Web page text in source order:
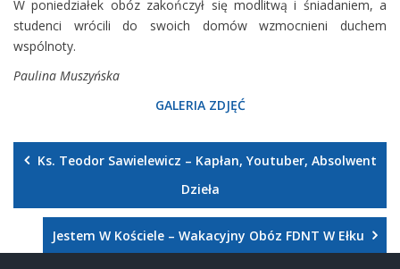
W poniedziałek obóz zakończył się modlitwą i śniadaniem, a
studenci wrócili do swoich domów wzmocnieni duchem
wspólnoty.
Paulina Muszyńska
GALERIA ZDJĘĆ
Ks. Teodor Sawielewicz – Kapłan, Youtuber, Absolwent
Dzieła
Jestem W Kościele – Wakacyjny Obóz FDNT W Ełku